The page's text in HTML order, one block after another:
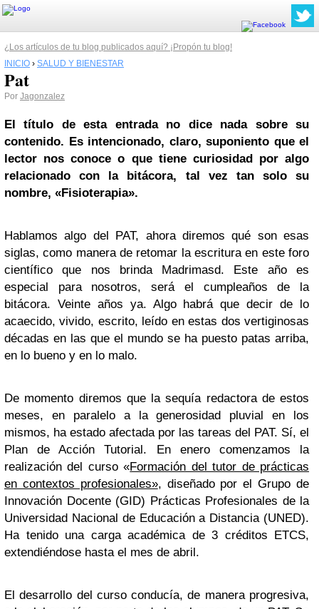
¿Los artículos de tu blog publicados aquí? ¡Propón tu blog!
INICIO › SALUD Y BIENESTAR
Pat
Por Jagonzalez
El título de esta entrada no dice nada sobre su
contenido. Es intencionado, claro, suponiento que el
lector nos conoce o que tiene curiosidad por algo
relacionado con la bitácora, tal vez tan solo su
nombre, «Fisioterapia».
Hablamos algo del PAT, ahora diremos qué son esas
siglas, como manera de retomar la escritura en este foro
científico que nos brinda Madrimasd. Este año es
especial para nosotros, será el cumpleaños de la
bitácora. Veinte años ya. Algo habrá que decir de lo
acaecido, vivido, escrito, leído en estas dos vertiginosas
décadas en las que el mundo se ha puesto patas arriba,
en lo bueno y en lo malo.
De momento diremos que la sequía redactora de estos
meses, en paralelo a la generosidad pluvial en los
mismos, ha estado afectada por las tareas del PAT. Sí, el
Plan de Acción Tutorial. En enero comenzamos la
realización del curso «Formación del tutor de prácticas
en contextos profesionales», diseñado por el Grupo de
Innovación Docente (GID) Prácticas Profesionales de la
Universidad Nacional de Educación a Distancia (UNED).
Ha tenido una carga académica de 3 créditos ETCS,
extendiéndose hasta el mes de abril.
El desarrollo del curso conducía, de manera progresiva,